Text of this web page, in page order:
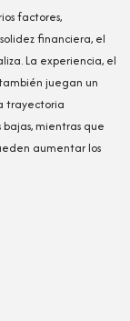
factores,
financiera, el
La experiencia, el
juegan un
trayectoria
mientras que
aumentar los